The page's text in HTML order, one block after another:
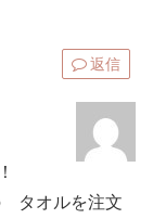
返信
オルを注文